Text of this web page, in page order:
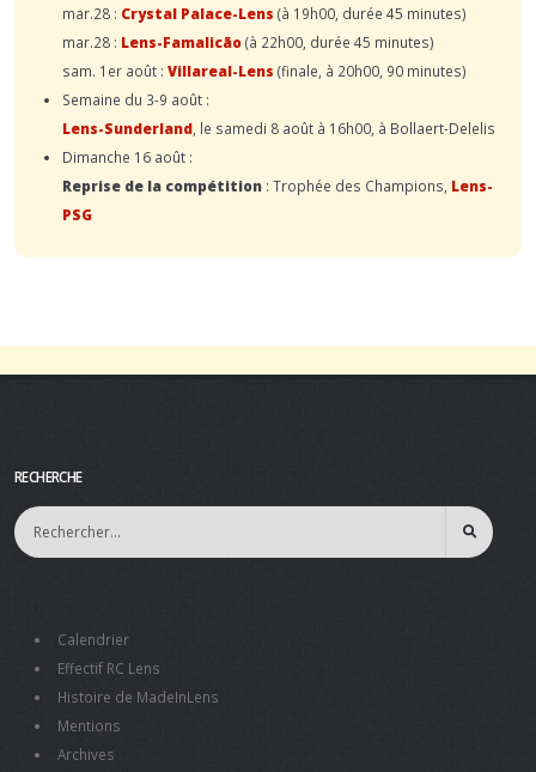
mar.28 : Crystal Palace-Lens (à 19h00, durée 45 minutes)
mar.28 : Lens-Famalicão(à 22h00, durée 45 minutes)
sam. 1er août : Villareal-Lens (finale, à 20h00, 90 minutes)
Semaine du 3-9 août :
Lens-Sunderland , le samedi 8 août à 16h00, à Bollaert-Delelis
Dimanche 16 août :
Reprise de la compétition : Trophée des Champions, Lens-
PSG
RECHERCHE
Calendrier
Effectif RC Lens
Histoire de MadeInLens
Mentions
Archives